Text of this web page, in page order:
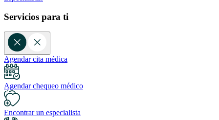
Servicios para ti
Agendar cita médica
Agendar chequeo médico
Encontrar un especialista